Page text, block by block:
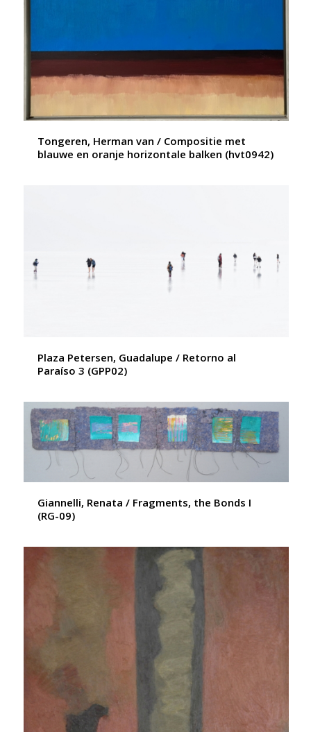
Tongeren, Herman van / Compositie met
blauwe en oranje horizontale balken (hvt0942)
Plaza Petersen, Guadalupe / Retorno al
Paraíso 3 (GPP02)
Giannelli, Renata / Fragments, the Bonds I
(RG-09)